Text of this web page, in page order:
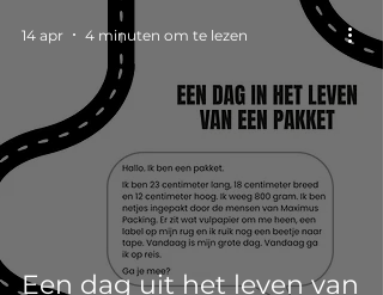
Een dag uit het leven van
14 apr 4 minuten om te lezen